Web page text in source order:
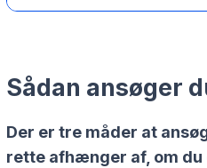
Sådan ansøger
Der er tre måder at
rette afhænger af, om du